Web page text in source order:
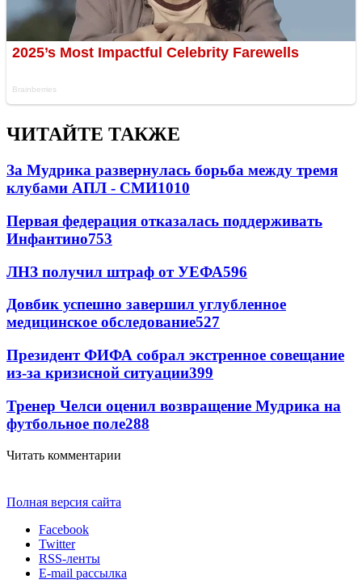
ЧИТАЙТЕ ТАКЖЕ
За Мудрика развернулась борьба между тремя
клубами АПЛ - СМИ1010
Первая федерация отказалась поддерживать
Инфантино753
ЛНЗ получил штраф от УЕФА596
Довбик успешно завершил углубленное
медицинское обследование527
Президент ФИФА собрал экстренное совещание
из-за кризисной ситуации399
Тренер Челси оценил возвращение Мудрика на
футбольное поле288
Читать комментарии
Полная версия сайта
Facebook
Twitter
RSS-ленты
E-mail рассылка